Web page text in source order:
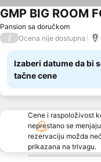
Pansion sa doručkom
GMP BIG ROOM
/ Ocena nije dostupna
Izaberi datume da bi
tačne cene
Cene i raspoloživost
neprestano se
rezervaciju možda
prikazana na trivagu.